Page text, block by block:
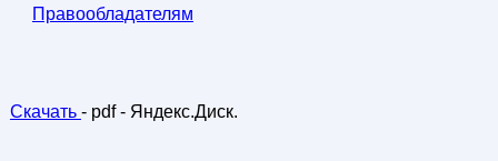
Правообладателям
Скачать - pdf - Яндекс.Диск.